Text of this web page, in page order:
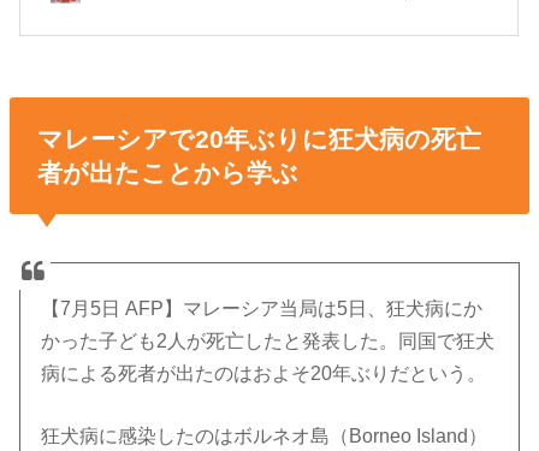
マレーシアで20年ぶりに狂犬病の死亡
者が出たことから学ぶ
【7月5日 AFP】マレーシア当局は5日、狂犬病にか
かった子ども2人が死亡したと発表した。同国で狂犬
病による死者が出たのはおよそ20年ぶりだという。
狂犬病に感染したのはボルネオ島（Borneo Island）